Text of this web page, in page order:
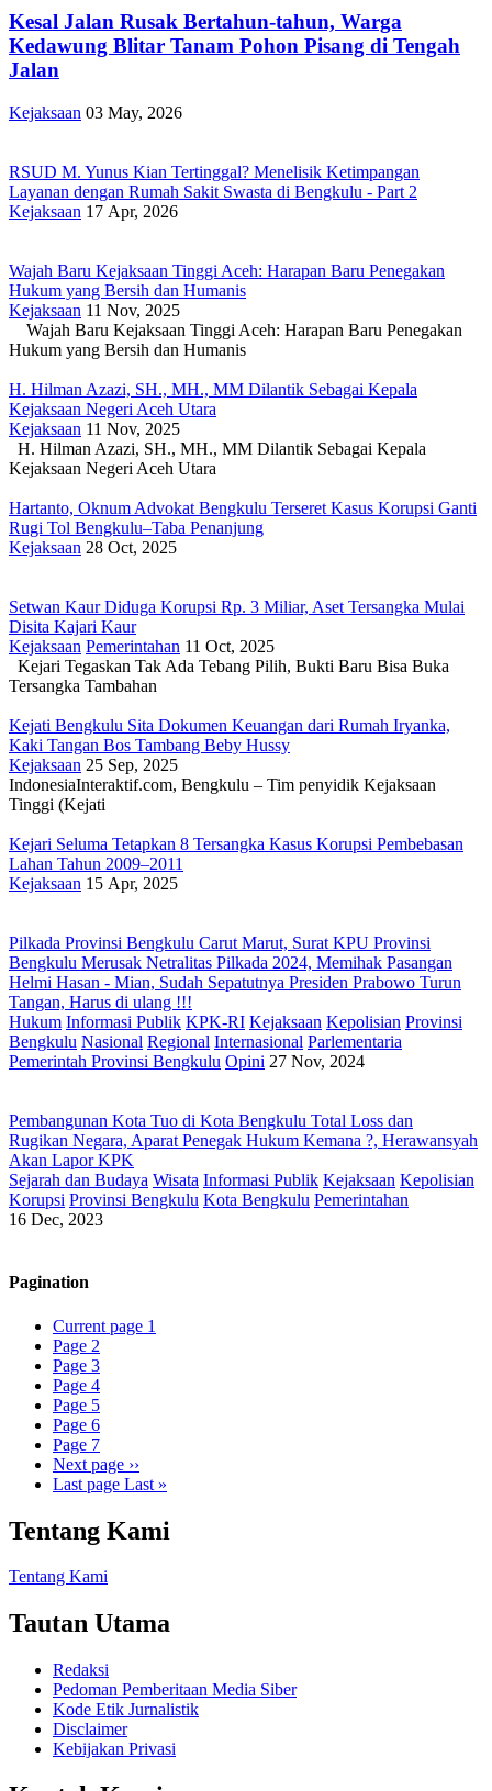
Kesal Jalan Rusak Bertahun-tahun, Warga
Kedawung Blitar Tanam Pohon Pisang di Tengah
Jalan
Kejaksaan 03 May, 2026
RSUD M. Yunus Kian Tertinggal? Menelisik Ketimpangan
Layanan dengan Rumah Sakit Swasta di Bengkulu - Part 2
Kejaksaan 17 Apr, 2026
Wajah Baru Kejaksaan Tinggi Aceh: Harapan Baru Penegakan
Hukum yang Bersih dan Humanis
Kejaksaan 11 Nov, 2025
Wajah Baru Kejaksaan Tinggi Aceh: Harapan Baru Penegakan
Hukum yang Bersih dan Humanis
H. Hilman Azazi, SH., MH., MM Dilantik Sebagai Kepala
Kejaksaan Negeri Aceh Utara
Kejaksaan 11 Nov, 2025
H. Hilman Azazi, SH., MH., MM Dilantik Sebagai Kepala
Kejaksaan Negeri Aceh Utara
Hartanto, Oknum Advokat Bengkulu Terseret Kasus Korupsi Ganti
Rugi Tol Bengkulu–Taba Penanjung
Kejaksaan 28 Oct, 2025
Setwan Kaur Diduga Korupsi Rp. 3 Miliar, Aset Tersangka Mulai
Disita Kajari Kaur
Kejaksaan Pemerintahan 11 Oct, 2025
Kejari Tegaskan Tak Ada Tebang Pilih, Bukti Baru Bisa Buka
Tersangka Tambahan
Kejati Bengkulu Sita Dokumen Keuangan dari Rumah Iryanka,
Kaki Tangan Bos Tambang Beby Hussy
Kejaksaan 25 Sep, 2025
IndonesiaInteraktif.com, Bengkulu – Tim penyidik Kejaksaan
Tinggi (Kejati
Kejari Seluma Tetapkan 8 Tersangka Kasus Korupsi Pembebasan
Lahan Tahun 2009–2011
Kejaksaan 15 Apr, 2025
Pilkada Provinsi Bengkulu Carut Marut, Surat KPU Provinsi
Bengkulu Merusak Netralitas Pilkada 2024, Memihak Pasangan
Helmi Hasan - Mian, Sudah Sepatutnya Presiden Prabowo Turun
Tangan, Harus di ulang !!!
Hukum Informasi Publik KPK-RI Kejaksaan Kepolisian Provinsi
Bengkulu Nasional Regional Internasional Parlementaria
Pemerintah Provinsi Bengkulu Opini 27 Nov, 2024
Pembangunan Kota Tuo di Kota Bengkulu Total Loss dan
Rugikan Negara, Aparat Penegak Hukum Kemana ?, Herawansyah
Akan Lapor KPK
Sejarah dan Budaya Wisata Informasi Publik Kejaksaan Kepolisian
Korupsi Provinsi Bengkulu Kota Bengkulu Pemerintahan
16 Dec, 2023
Pagination
Current page 1
Page 2
Page 3
Page 4
Page 5
Page 6
Page 7
Next page ››
Last page Last »
Tentang Kami
Tentang Kami
Tautan Utama
Redaksi
Pedoman Pemberitaan Media Siber
Kode Etik Jurnalistik
Disclaimer
Kebijakan Privasi